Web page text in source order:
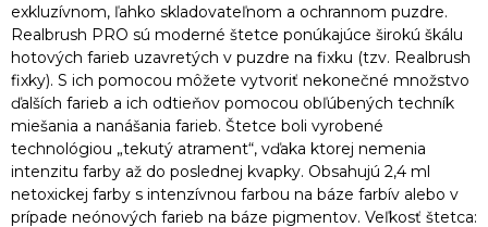
exkluzívnom, ľahko skladovateľnom a ochrannom puzdre.
Realbrush PRO sú moderné štetce ponúkajúce širokú škálu
hotových farieb uzavretých v puzdre na fixku (tzv. Realbrush
fixky). S ich pomocou môžete vytvoriť nekonečné množstvo
ďalších farieb a ich odtieňov pomocou obľúbených techník
miešania a nanášania farieb. Štetce boli vyrobené
technológiou „tekutý atrament“, vďaka ktorej nemenia
intenzitu farby až do poslednej kvapky. Obsahujú 2,4 ml
netoxickej farby s intenzívnou farbou na báze farbív alebo v
prípade neónových farieb na báze pigmentov. Veľkosť štetca: